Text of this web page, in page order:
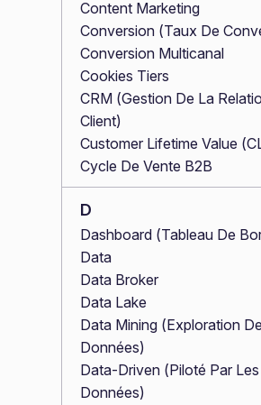
Content Marketing
Conversion (Taux De
Conversion Multicanal
Cookies Tiers
CRM (Gestion De La
Client)
Customer Lifetime Value
Cycle De Vente B2B
D
Dashboard (Tableau De
Data
Data Broker
Data Lake
Data Mining (Exploration De
Données)
Data-Driven (Piloté Par Les
Données)